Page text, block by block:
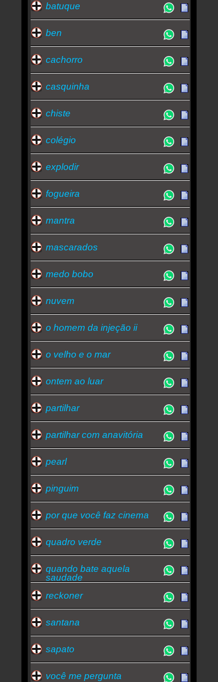
Essa semana a música mais ouvida é quando bate
aquela saudade - Rubel
batuque
ben
cachorro
casquinha
chiste
colégio
explodir
fogueira
mantra
mascarados
medo bobo
nuvem
o homem da injeção ii
o velho e o mar
ontem ao luar
partilhar
partilhar com anavitória
pearl
pinguim
por que você faz cinema
quadro verde
quando bate aquela
saudade
reckoner
santana
sapato
você me pergunta